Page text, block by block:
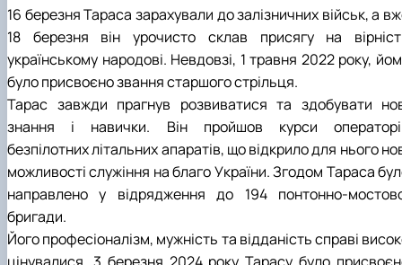
МИРОНЕНКО Михайло Вікторович
МУЗИЧЕНКО Костянтин Вікторович
(18.02.1993 – 13.02.2023 р.), випускник 2021
рок…
ОБЛОМЕЙ Семен Олександрович
- 21.06.2022 р.), студент 3-го курсу 20…
ПАЛІЄНКО Максим Володимирович
- 24.08.2022 р.), випускник 2011 року.
ПЕТРИЧЕНКО Віктор Михайлович
17.05.2022 р.), випускник 2011 року.
17.04.2024 р.), студент 2-го курсу 2024 рі…
СОЛОВЙОВ Сергій Олександрович
16 березня Тараса зарахували до залізничних військ, а
18 березня він урочисто склав присягу на
українському народові. Невдовзі, 1 травня 2022 року,
було присвоєно звання старшого стрільця.
Тарас завжди прагнув розвиватися та здобувати
знання і навички. Він пройшов курси
безпілотних літальних апаратів, що відкрило для нього
можливості служіння на благо України. Згодом Тараса
направлено у відрядження до 194 понтонно-
бригади.
Його професіоналізм, мужність та відданість справі